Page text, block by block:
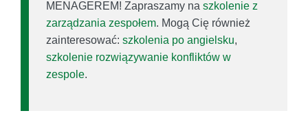
MENAGEREM! Zapraszamy na szkolenie z
zarządzania zespołem. Mogą Cię również
zainteresować: szkolenia po angielsku,
szkolenie rozwiązywanie konfliktów w
zespole.